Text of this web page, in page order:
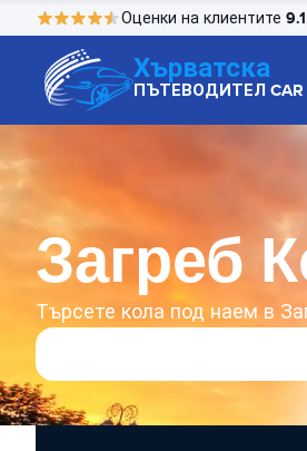
Оценки на клиентите 9.1
Хърватска
ПЪТЕВОДИТЕЛ CAR
Загреб
Търсете кола под наем в